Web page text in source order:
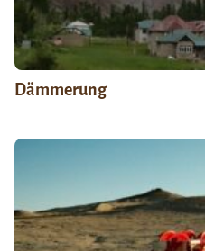
Dämmerung